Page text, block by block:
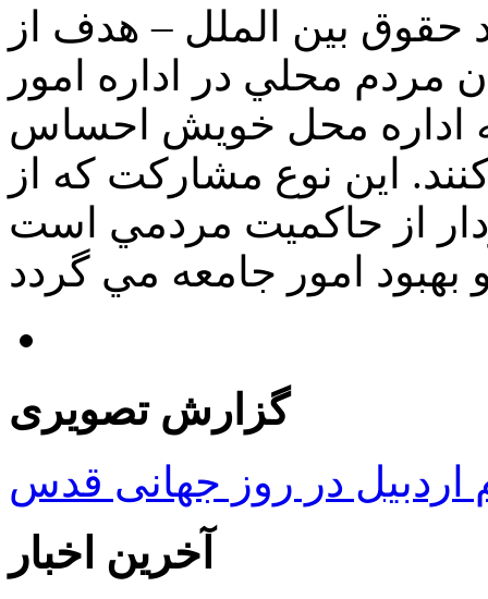
بین الملل – هدف از
محلي در اداره امور
اداره محل خويش احساس
اين نوع مشاركت كه از
از حاكميت مردمي است
گزارش تصویری
در روز جهانی قدس
آخرین اخبار